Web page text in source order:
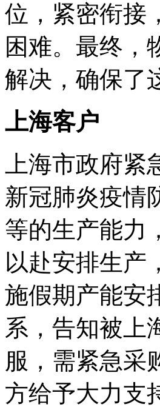
位，紧密衔接
困难。最终，
解决，确保了
上海客户
上海市政府
新冠肺炎疫情
等的生产能力
以赴安排生产
施假期产能安
系，告知被上
服，需紧急采
方给予大力支